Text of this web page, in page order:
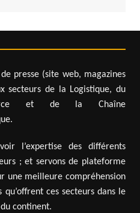
presse (site web, magazines
secteurs de la Logistique, du
et de la Chaîne
l’expertise des différents
; et servons de plateforme
une meilleure compréhension
ces secteurs dans le
continent.